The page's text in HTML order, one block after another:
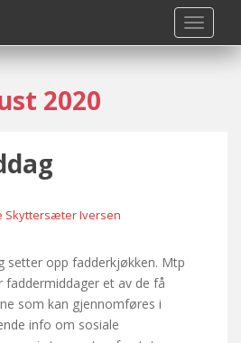
2020
Skyttersæter Iversen
setter opp fadderkjøkken. Mtp
faddermiddager et av de få
som kan gjennomføres i
info om sosiale